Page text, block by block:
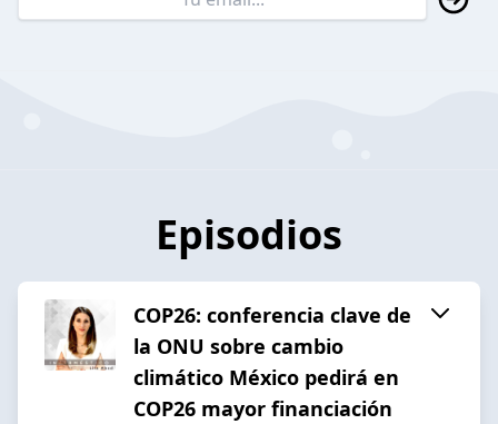
Episodios
COP26: conferencia clave de
la ONU sobre cambio
climático México pedirá en
COP26 mayor financiación